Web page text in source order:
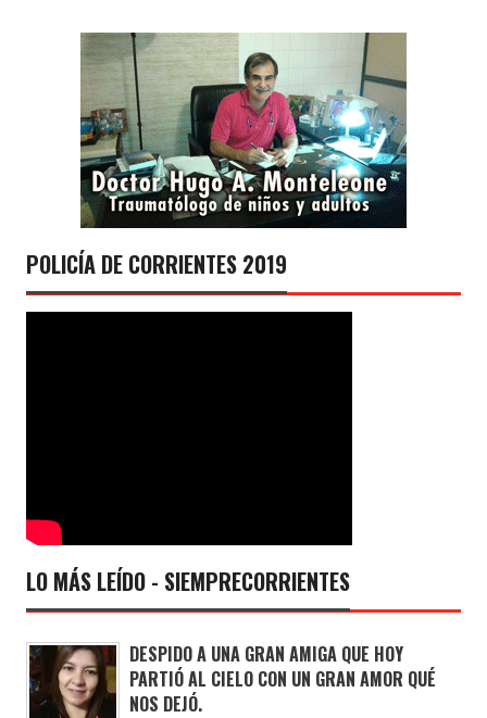
POLICÍA DE CORRIENTES 2019
LO MÁS LEÍDO - SIEMPRECORRIENTES
DESPIDO A UNA GRAN AMIGA QUE HOY
PARTIÓ AL CIELO CON UN GRAN AMOR QUÉ
NOS DEJÓ.